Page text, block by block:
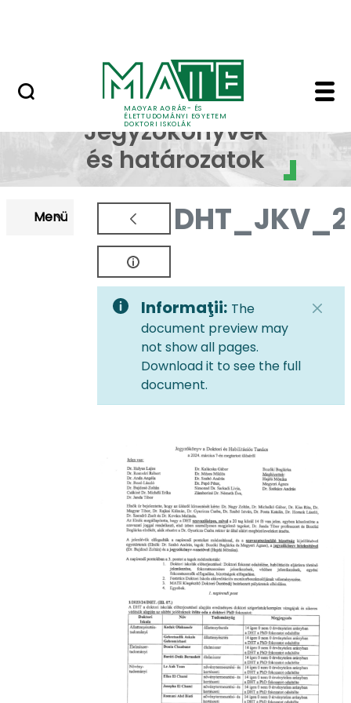
MAGYAR AGRÁR- ÉS
ÉLETTUDOMÁNYI EGYETEM
DOKTORI ISKOLÁK
EDHT
EDHT
Jegyzőkönyvek
és határozatok
Menü
Informaţii: The
document preview may
not show all pages.
Download it to see the full
document.